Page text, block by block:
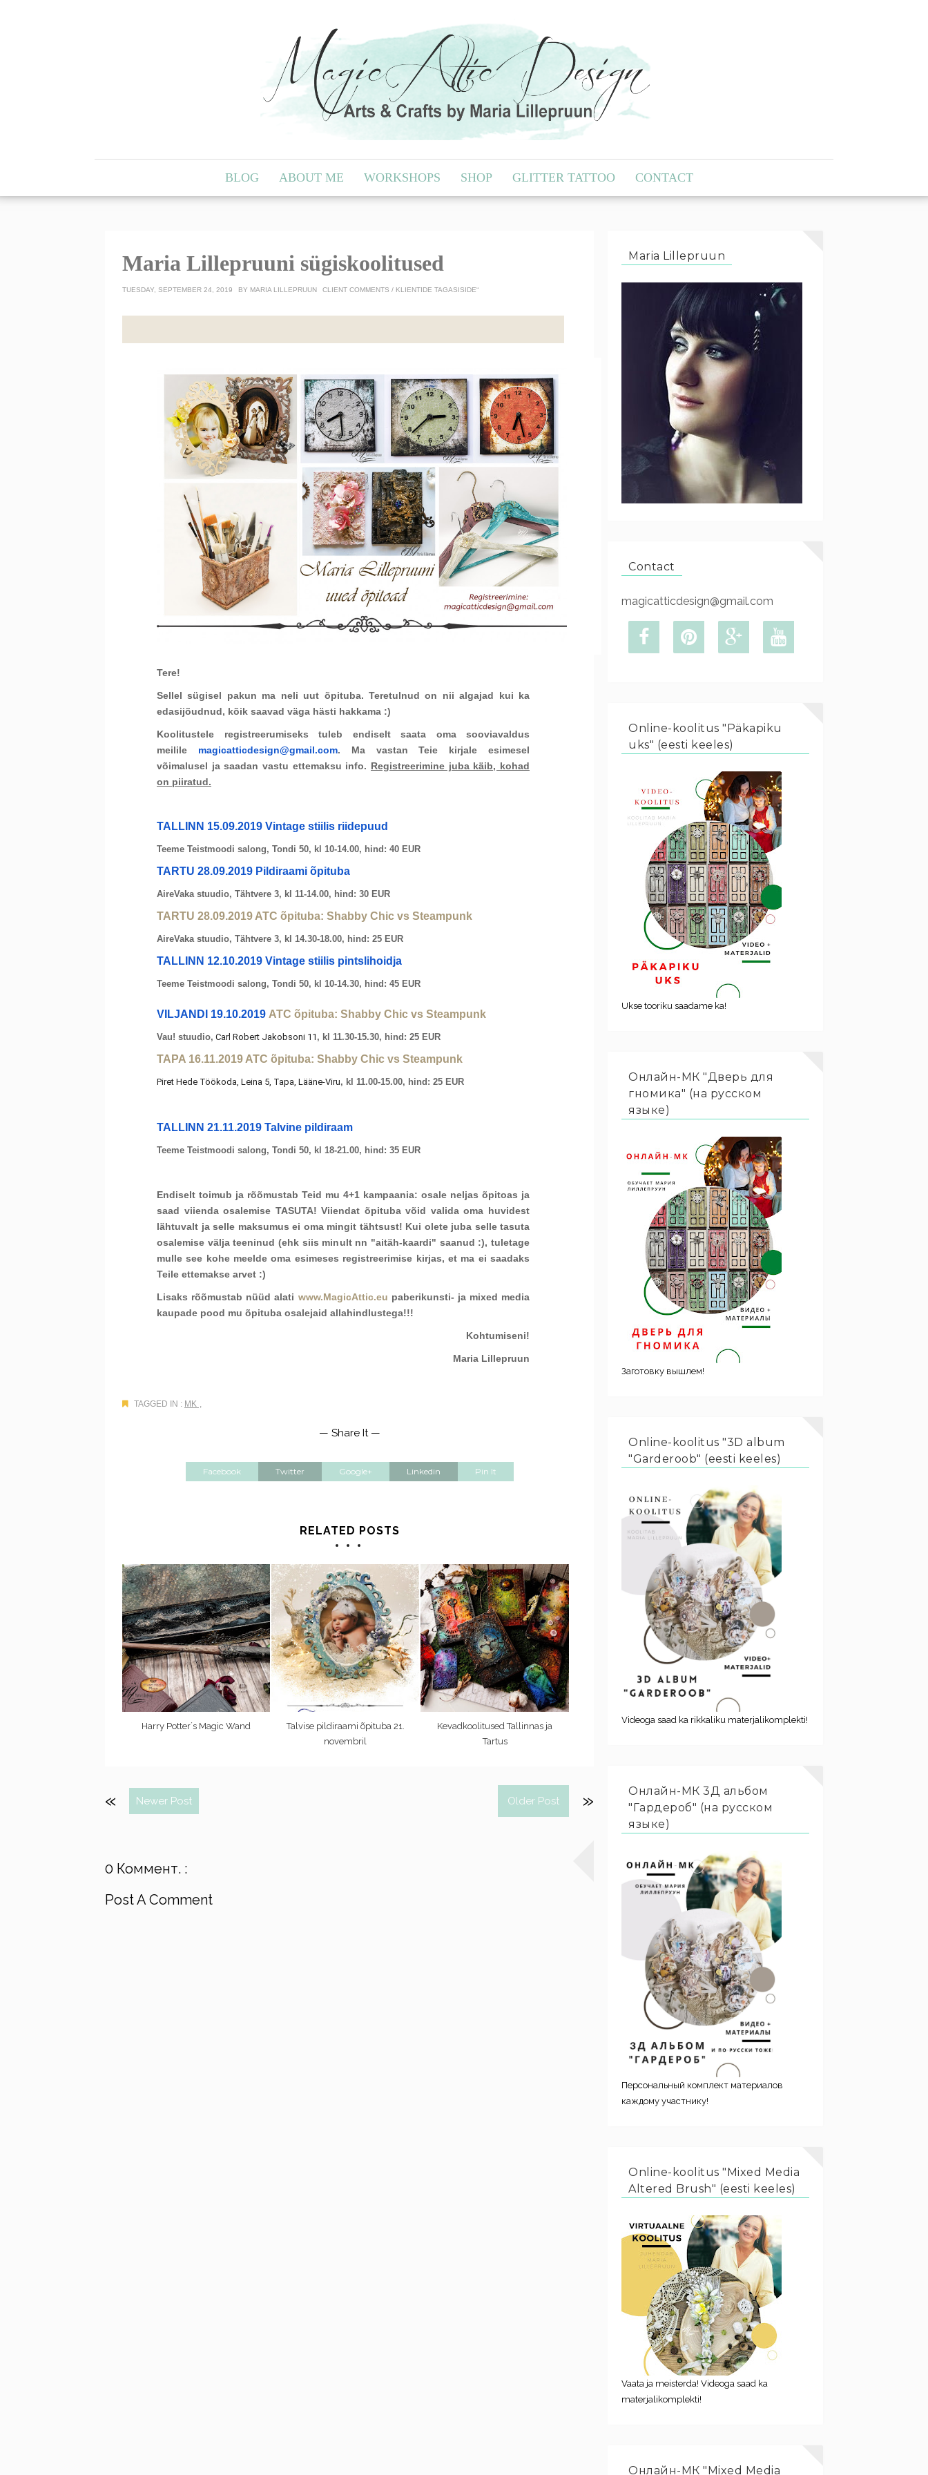
BLOG ABOUT ME WORKSHOPS SHOP GLITTER TATTOO CONTACT
Maria Lillepruuni sügiskoolitused
TUESDAY, SEPTEMBER 24, 2019 BY MARIA LILLEPRUUN CLIENT COMMENTS / KLIENTIDE TAGASISIDE“
Tere!
Sellel sügisel pakun ma neli uut õpituba. Teretulnud on nii algajad kui ka
edasijõudnud, kõik saavad väga hästi hakkama :)
Koolitustele registreerumiseks tuleb endiselt saata oma sooviavaldus
meilile magicatticdesign@gmail.com. Ma vastan Teie kirjale esimesel
võimalusel ja saadan vastu ettemaksu info. Registreerimine juba käib, kohad
on piiratud.
TALLINN 15.09.2019 Vintage stiilis riidepuud
Teeme Teistmoodi salong, Tondi 50, kl 10-14.00, hind: 40 EUR
TARTU 28.09.2019 Pildiraami õpituba
AireVaka stuudio, Tähtvere 3, kl 11-14.00, hind: 30 EUR
TARTU 28.09.2019 ATC õpituba: Shabby Chic vs Steampunk
AireVaka stuudio, Tähtvere 3, kl 14.30-18.00, hind: 25 EUR
TALLINN 12.10.2019 Vintage stiilis pintslihoidja
Teeme Teistmoodi salong, Tondi 50, kl 10-14.30, hind: 45 EUR
VILJANDI 19.10.2019 ATC õpituba: Shabby Chic vs Steampunk
Vau! stuudio, Carl Robert Jakobsoni 11 , kl 11.30-15.30, hind: 25 EUR
TAPA 16.11.2019 ATC õpituba: Shabby Chic vs Steampunk
Piret Hede Töökoda, Leina 5, Tapa, Lääne-Viru, kl 11.00-15.00, hind: 25 EUR
TALLINN 21.11.2019 Talvine pildiraam
Teeme Teistmoodi salong, Tondi 50, kl 18-21.00, hind: 35 EUR
Endiselt toimub ja rõõmustab Teid mu 4+1 kampaania: osale neljas õpitoas ja
saad viienda osalemise TASUTA! Viiendat õpituba võid valida oma huvidest
lähtuvalt ja selle maksumus ei oma mingit tähtsust! Kui olete juba selle tasuta
osalemise välja teeninud (ehk siis minult nn "aitäh-kaardi" saanud :), tuletage
mulle see kohe meelde oma esimeses registreerimise kirjas, et ma ei saadaks
Teile ettemakse arvet :)
Lisaks rõõmustab nüüd alati www.MagicAttic.eu paberikunsti- ja mixed media
kaupade pood mu õpituba osalejaid allahindlustega!!!
Kohtumiseni!
Maria Lillepruun
TAGGED IN : MK ,
— Share It —
Facebook Twitter Google+ Linkedin Pin It
RELATED POSTS
Harry Potter´s Magic Wand
Talvise pildiraami õpituba 21.
novembril
Kevadkoolitused Tallinnas ja
Tartus
Newer Post Older Post
0 Коммент. :
Post A Comment
Maria Lillepruun
Contact
magicatticdesign@gmail.com
Online-koolitus "Päkapiku
uks" (eesti keeles)
Ukse tooriku saadame ka!
Онлайн-МК "Дверь для
гномика" (на русском
языке)
Заготовку вышлем!
Online-koolitus "3D album
"Garderoob" (eesti keeles)
Videoga saad ka rikkaliku materjalikomplekti!
Онлайн-МК 3Д альбом
"Гардероб" (на русском
языке)
Персональный комплект материалов
каждому участнику!
Online-koolitus "Mixed Media
Altered Brush" (eesti keeles)
Vaata ja meisterda! Videoga saad ka
materjalikomplekti!
Онлайн-МК "Mixed Media